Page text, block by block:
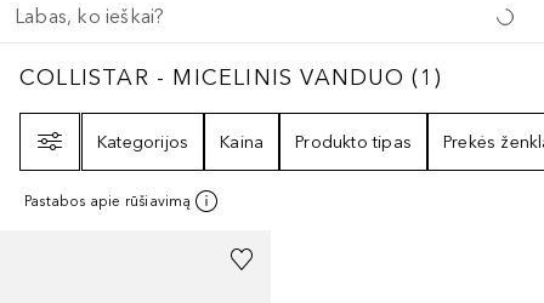
COLLISTAR - MICELINIS VANDUO 1
COLLISTAR - MICELINIS VANDUO (1 )
Kategorijos
Kaina Produkto tipas Prekės
Pastabos apie rūšiavimą